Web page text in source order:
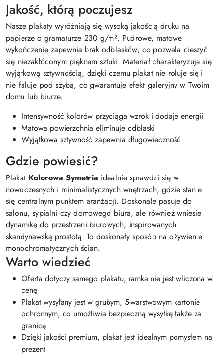
Jakość, którą poczujesz
Nasze plakaty wyróżniają się wysoką jakością druku na
papierze o gramaturze 230 g/m². Pudrowe, matowe
wykończenie zapewnia brak odblasków, co pozwala cieszyć
się niezakłóconym pięknem sztuki. Materiał charakteryzuje się
wyjątkową sztywnością, dzięki czemu plakat nie roluje się i
nie faluje pod szybą, co gwarantuje efekt galeryjny w Twoim
domu lub biurze.
Intensywność kolorów przyciąga wzrok i dodaje energii
Matowa powierzchnia eliminuje odblaski
Wyjątkowa sztywność zapewnia długowieczność
Gdzie powiesić?
Plakat Kolorowa Symetria idealnie sprawdzi się w
nowoczesnych i minimalistycznych wnętrzach, gdzie stanie
się centralnym punktem aranżacji. Doskonale pasuje do
salonu, sypialni czy domowego biura, ale również wniesie
dynamikę do przestrzeni biurowych, inspirowanych
skandynawską prostotą. To doskonały sposób na ożywienie
monochromatycznych ścian.
Warto wiedzieć
Oferta dotyczy samego plakatu, ramka nie jest wliczona w
cenę
Plakat wysyłany jest w grubym, 5-warstwowym kartonie
ochronnym, co umożliwia bezpieczną wysyłkę także za
granicę
Dzięki jakości premium, plakat jest idealnym pomysłem na
prezent